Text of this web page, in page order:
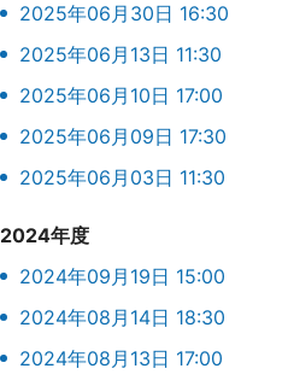
2025年06月30日 16:30
2025年06月13日 11:30
2025年06月10日 17:00
2025年06月09日 17:30
2025年06月03日 11:30
2024年度
2024年09月19日 15:00
2024年08月14日 18:30
2024年08月13日 17:00